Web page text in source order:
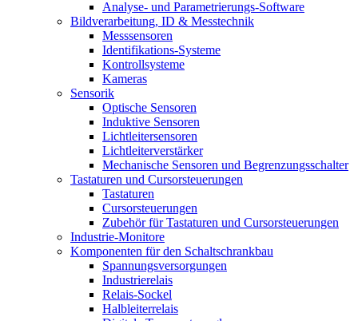
Analyse- und Parametrierungs-Software
Bildverarbeitung, ID & Messtechnik
Messsensoren
Identifikations-Systeme
Kontrollsysteme
Kameras
Sensorik
Optische Sensoren
Induktive Sensoren
Lichtleitersensoren
Lichtleiterverstärker
Mechanische Sensoren und Begrenzungsschalter
Tastaturen und Cursorsteuerungen
Tastaturen
Cursorsteuerungen
Zubehör für Tastaturen und Cursorsteuerungen
Industrie-Monitore
Komponenten für den Schaltschrankbau
Spannungsversorgungen
Industrierelais
Relais-Sockel
Halbleiterrelais